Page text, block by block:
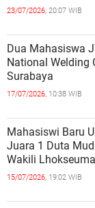
23/07/2026, 20:07 WIB
Dua Mahasiswa
National Welding
Surabaya
17/07/2026, 10:38 WIB
Mahasiswi Baru
Juara 1 Duta
Wakili
15/07/2026, 19:02 WIB